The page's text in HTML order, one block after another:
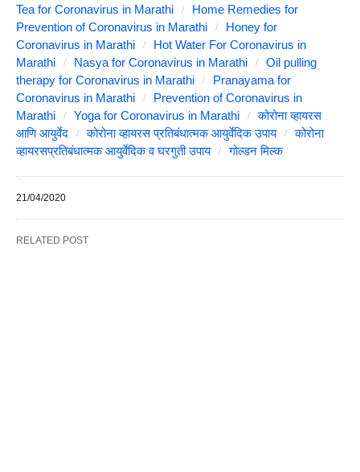
Tea for Coronavirus in Marathi
Home Remedies for
Prevention of Coronavirus in Marathi
Honey for
Coronavirus in Marathi
Hot Water For Coronavirus in
Marathi
Nasya for Coronavirus in Marathi
Oil pulling
therapy for Coronavirus in Marathi
Pranayama for
Coronavirus in Marathi
Prevention of Coronavirus in
Marathi
Yoga for Coronavirus in Marathi
कोरोना व्हायरस
आणि आयुर्वेद
कोरोना व्हायरस प्रतिबंधात्मक आयुर्वेदिक उपाय
कोरोना
व्हायरसप्रतिबंधात्मक आयुर्वेदिक व घरगुती उपाय
गोल्डन मिल्क
21/04/2020
RELATED POST